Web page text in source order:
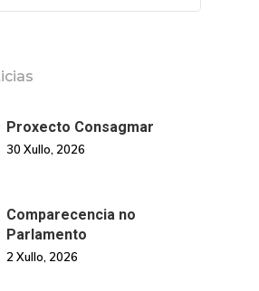
Proxecto Consagmar
30 Xullo, 2026
Comparecencia no
Parlamento
2 Xullo, 2026